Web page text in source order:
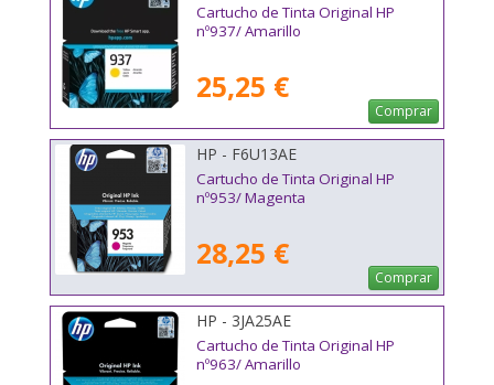
Cartucho de Tinta Original HP
nº937/ Amarillo
25,25 €
Comprar
HP - F6U13AE
Cartucho de Tinta Original HP
nº953/ Magenta
28,25 €
Comprar
HP - 3JA25AE
Cartucho de Tinta Original HP
nº963/ Amarillo